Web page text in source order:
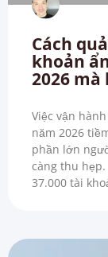
Cách
khoản
2026
Việc vận
năm 2026
phần lớn
càng thu
37.000 tài